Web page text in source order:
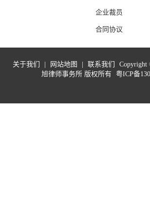
企业裁员
合同协议
关于我们 网站地图 联系我们
Copyright
旭律师事务所 版权所有 粤ICP备